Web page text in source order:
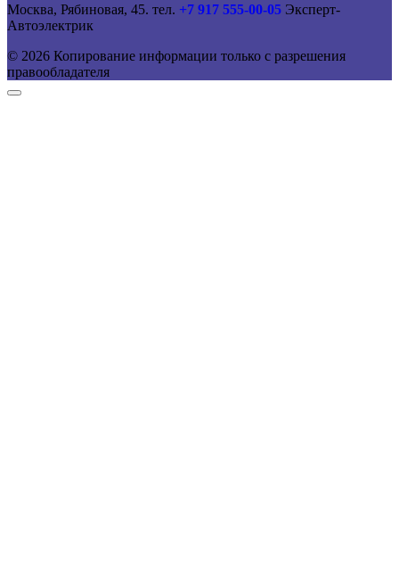
Москва, Рябиновая, 45. тел. +7 917 555-00-05 Эксперт-
Автоэлектрик
© 2026 Копирование информации только с разрешения
правообладателя